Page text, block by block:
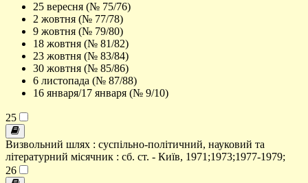
25 вересня (№ 75/76)
2 жовтня (№ 77/78)
9 жовтня (№ 79/80)
18 жовтня (№ 81/82)
23 жовтня (№ 83/84)
30 жовтня (№ 85/86)
6 листопада (№ 87/88)
16 января/17 января (№ 9/10)
25
Визвольний шлях : суспільно-політичний, науковий та
літературний місячник : сб. ст. - Київ, 1971;1973;1977-1979;
26